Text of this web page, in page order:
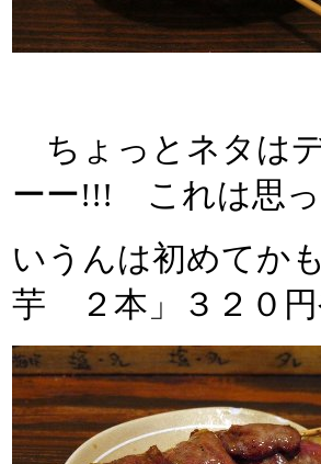
ちょっとネタは
ーー!!! これは思
いうんは初めてか
芋 ２本」３２０円